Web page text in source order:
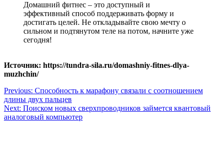
Домашний фитнес – это доступный и
эффективный способ поддерживать форму и
достигать целей. Не откладывайте свою мечту о
сильном и подтянутом теле на потом, начните уже
сегодня!
Источник: https://tundra-sila.ru/domashniy-fitnes-dlya-
muzhchin/
Навигация
по
записям
Previous: Способность к марафону связали с соотношением
длины двух пальцев
Next: Поиском новых сверхпроводников займется квантовый
аналоговый компьютер